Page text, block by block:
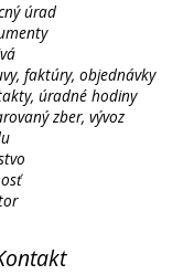
úrad
faktúry, objednávky
úradné hodiny
zber, vývoz